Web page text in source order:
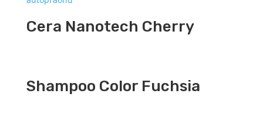
Cera Nanotech Cherry
Shampoo Color Fuchsia